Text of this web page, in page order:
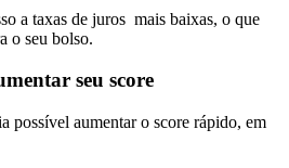
a taxas de juros mais baixas, o que
o seu bolso.
seu score
possível aumentar o score rápido, em